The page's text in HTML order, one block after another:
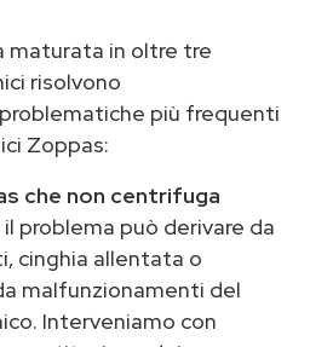
maturata in oltre tre
risolvono
più frequenti
Zoppas:
che non centrifuga
il problema può derivare da
cinghia allentata o
malfunzionamenti del
Interveniamo con